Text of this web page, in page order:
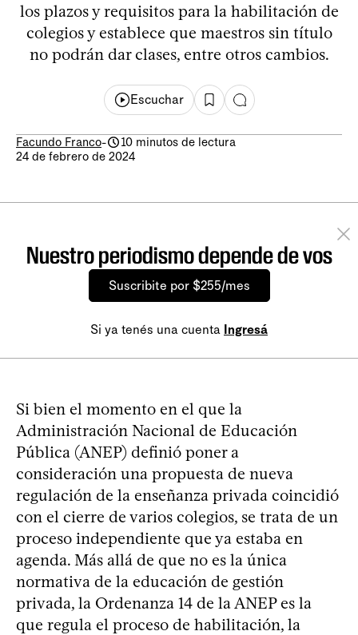
los plazos y requisitos para la habilitación de
colegios y establece que maestros sin título
no podrán dar clases, entre otros cambios.
Escuchar
Facundo Franco-
10 minutos de lectura
24 de febrero de 2024
Nuestro periodismo depende de vos
Suscribite por $255/mes
Si ya tenés una cuenta Ingresá
Si bien el momento en el que la
Administración Nacional de Educación
Pública (ANEP) definió poner a
consideración una propuesta de nueva
regulación de la enseñanza privada coincidió
con el cierre de varios colegios, se trata de un
proceso independiente que ya estaba en
agenda. Más allá de que no es la única
normativa de la educación de gestión
privada, la Ordenanza 14 de la ANEP es la
que regula el proceso de habilitación, la